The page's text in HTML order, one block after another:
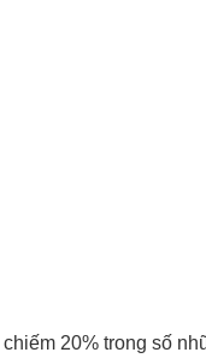
20% trong số